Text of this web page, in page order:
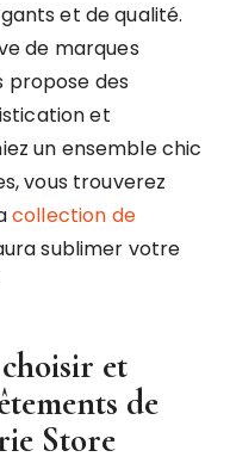
et de qualité.
de marques
propose des
et
un ensemble chic
vous trouverez
collection de
sublimer votre
et
de
Store